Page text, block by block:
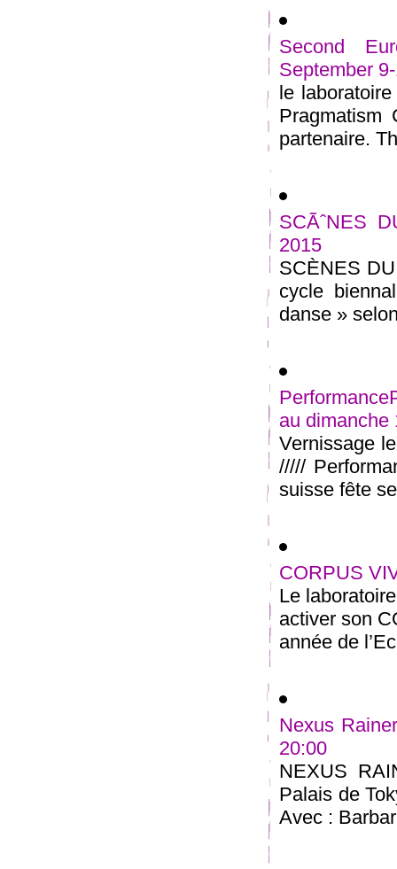
Second
September
le
Pragmatism
partenaire.
SCÃˆNES
2015
SCÈNES
cycle
danse »
au
Vernissage
/////
suisse fête
CORPUS
Le
activer son
année de
Nexus
20:00
NEXUS
Palais de
Avec :